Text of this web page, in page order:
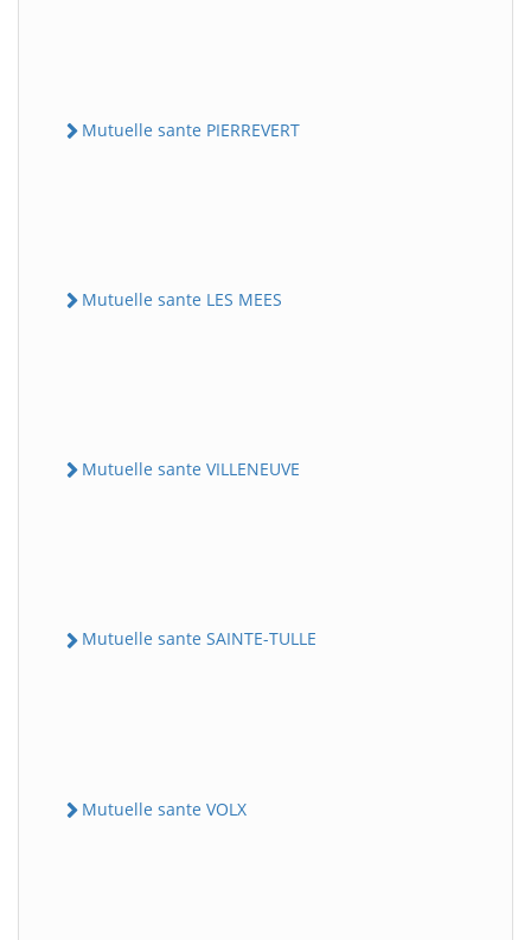
Mutuelle sante PIERREVERT
Mutuelle sante LES MEES
Mutuelle sante VILLENEUVE
Mutuelle sante SAINTE-TULLE
Mutuelle sante VOLX